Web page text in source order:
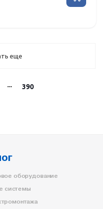
еще
390
оборудование
системы